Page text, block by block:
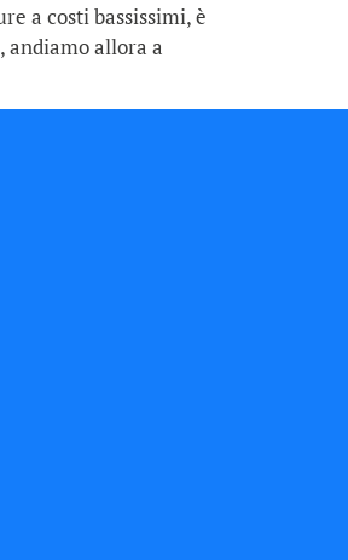
a costi bassissimi, è
andiamo allora a